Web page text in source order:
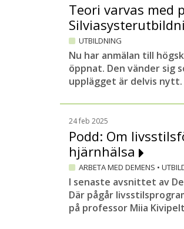
Teori varvas med
UTBILDNING
Nu har anmälan till
öppnat. Den vänder sig
upplägget är delvis nytt.
24 feb 2025
Podd: Om
hjärnhälsa
ARBETA MED DEMENS •
I senaste avsnittet av
Där pågår
på professor Miia